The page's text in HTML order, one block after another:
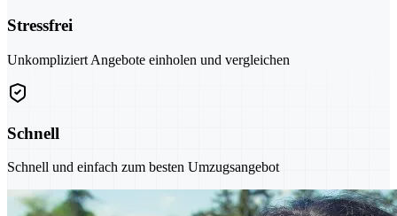
Stressfrei
Unkompliziert Angebote einholen und vergleichen
Schnell
Schnell und einfach zum besten Umzugsangebot